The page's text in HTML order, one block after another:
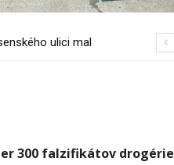
ulici mal
300 falzifikátov drogérie